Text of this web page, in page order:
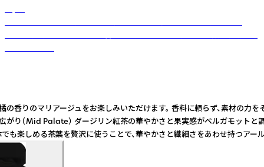
マリアージュをお楽しみいただけます。 香料に頼らず、素材の
り（Mid Palate） ダージリン紅茶の華やかさと果実感がベルガ
も楽しめる茶葉を贅沢に使うことで、華やかさと繊細さをあわせ持つアー